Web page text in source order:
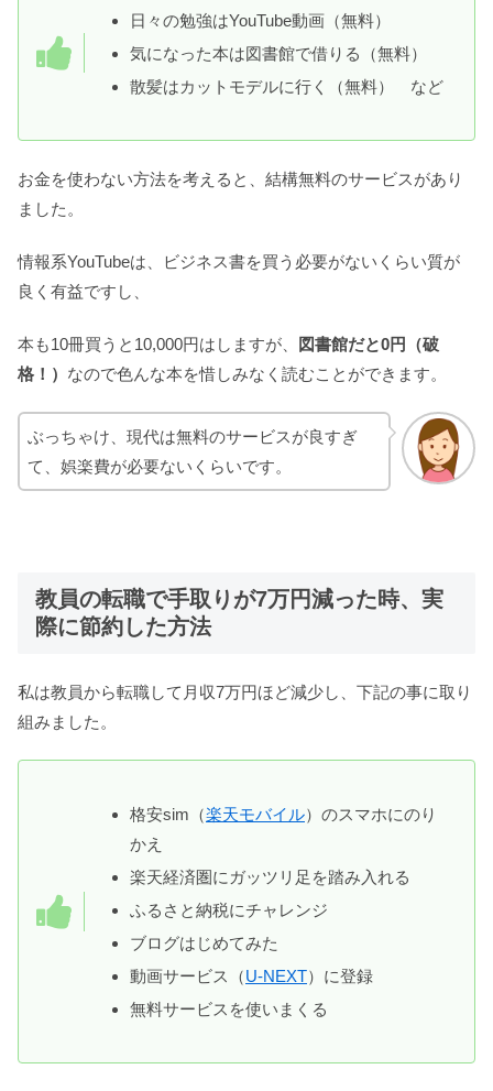
日々の勉強はYouTube動画（無料）
気になった本は図書館で借りる（無料）
散髪はカットモデルに行く（無料） など
お金を使わない方法を考えると、結構無料のサービスがあり
ました。
情報系YouTubeは、ビジネス書を買う必要がないくらい質が
良く有益ですし、
本も10冊買うと10,000円はしますが、
図書館だと0円（破
格！） なので色んな本を惜しみなく読むことができます。
ぶっちゃけ、現代は無料のサービスが良すぎ
て、娯楽費が必要ないくらいです。
教員の転職で手取りが7万円減った時、実
際に節約した方法
私は教員から転職して月収7万円ほど減少し、下記の事に取り
組みました。
格安sim（楽天モバイル）のスマホにのり
かえ
楽天経済圏にガッツリ足を踏み入れる
ふるさと納税にチャレンジ
ブログはじめてみた
動画サービス（U-NEXT）に登録
無料サービスを使いまくる